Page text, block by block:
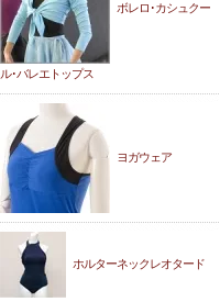
ボレロ･カシュクー
ル･バレエトップス
ヨガウェア
ホルターネックレオタード